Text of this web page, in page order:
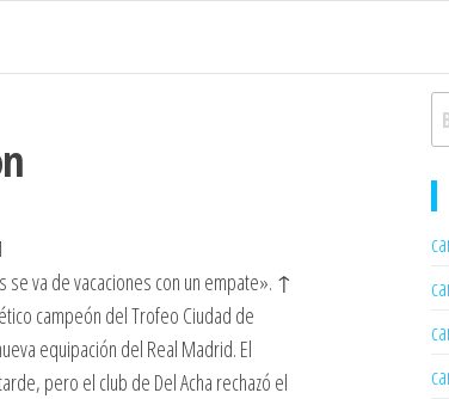
va de vacaciones con un empate». ↑
campeón del Trofeo Ciudad de
equipación del Real Madrid. El
pero el club de Del Acha rechazó el